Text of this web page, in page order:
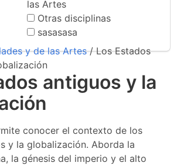
las Artes
Otras disciplinas
sasasasa
y de las Artes/ Los Estados
antiguos y la
conocer el contexto de los
y la globalización. Aborda la
la génesis del imperio y el alto